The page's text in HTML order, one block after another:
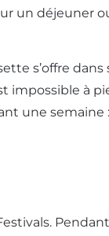
un déjeuner
s’offre dans
impossible à
une